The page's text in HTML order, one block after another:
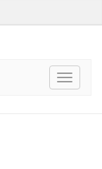
Toggle